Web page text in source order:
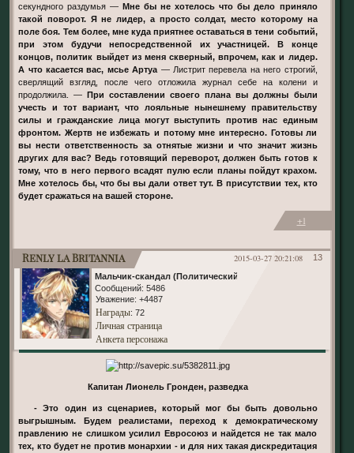
секундного раздумья — Мне бы не хотелось что бы дело приняло
такой поворот. Я не лидер, а просто солдат, место которому на
поле боя. Тем более, мне куда приятнее оставаться в тени событий,
при этом будучи непосредственной их участницей. В конце
концов, политик выйдет из меня скверный, впрочем, как и лидер.
А что касается вас, мсье Артуа — Листрит перевела на него строгий,
сверлящий взгляд, после чего отложила журнал себе на колени и
продолжила. —
При составлении своего плана вы должны были
учесть и тот вариант, что лояльные нынешнему правительству
силы и гражданские лица могут выступить против нас единым
фронтом. Жертв не избежать и потому мне интересно. Готовы ли
вы нести ответственность за отнятые жизни и что значит жизнь
других для вас? Ведь готовящий переворот, должен быть готов к
тому, что в него первого всадят пулю если планы пойдут крахом.
Мне хотелось бы, что бы вы дали ответ тут. В присутствии тех, кто
будет сражаться на вашей стороне.
+1
13
2015-03-27 20:21:08
Renly la Britannia
Мальчик-скандал (Политический)
Сообщений: 5486
Уважение: +4487
Награды: 72
Личная страница
Анкета персонажа
Капитан Лионель Гронден, разведка
- Это один из сценариев, который мог бы быть довольно
выгрышным. Будем реалистами, переход к демократическому
правлению не слишком усилил Евросоюз и найдется не так мало
тех, кто будет не против монархии - и для них такая дискредитация